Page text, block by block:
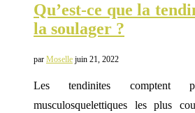
Qu’est-ce que la
la soulager ?
par Moselle juin 21, 2022
Les tendinites comptent
musculosquelettiques les plus